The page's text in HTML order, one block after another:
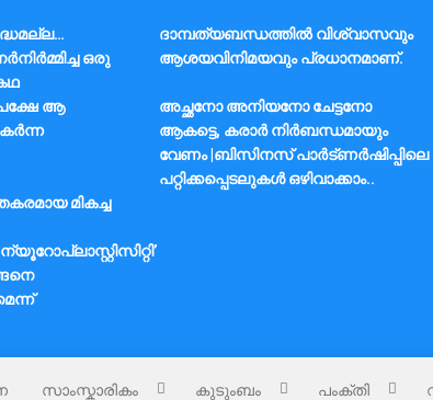
ഒരു
ദാമ്പത്യബന്ധത്തിൽ വിശ്വാസവും
ആശയവിനിമയവും പ്രധാനമാണ്.
ആ
അച്ഛനോ അനിയനോ ചേട്ടനോ
ആകട്ടെ, കരാർ നിർബന്ധമായും
വേണം |ബിസിനസ് പാർട്ണർഷിപ്പിലെ
പറ്റിക്കപ്പെടലുകൾ ഒഴിവാക്കാം..
മികച്ച
സാംസ്കാരികം കുടുംബം പംക്തി